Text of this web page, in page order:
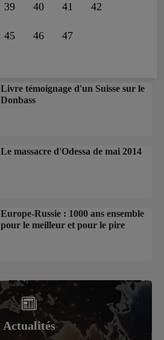
39 40 41 42
45 46 47
Livre témoignage d'un Suisse sur le
Donbass
Le massacre d'Odessa de mai 2014
Europe-Russie : 1000 ans ensemble
pour le meilleur et pour le pire
Actualités